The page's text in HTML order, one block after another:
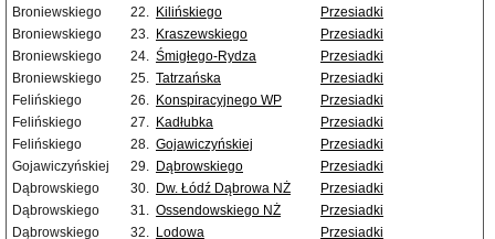
Broniewskiego
22. Kilińskiego
Przesiadki
Broniewskiego
23. Kraszewskiego
Przesiadki
Broniewskiego
24. Śmigłego-Rydza
Przesiadki
Broniewskiego
25. Tatrzańska
Przesiadki
Felińskiego
26. Konspiracyjnego WP
Przesiadki
Felińskiego
27. Kadłubka
Przesiadki
Felińskiego
28. Gojawiczyńskiej
Przesiadki
Gojawiczyńskiej
29. Dąbrowskiego
Przesiadki
Dąbrowskiego
30. Dw. Łódź Dąbrowa NŻ
Przesiadki
Dąbrowskiego
31. Ossendowskiego NŻ
Przesiadki
Dąbrowskiego
32. Lodowa Przesiadki